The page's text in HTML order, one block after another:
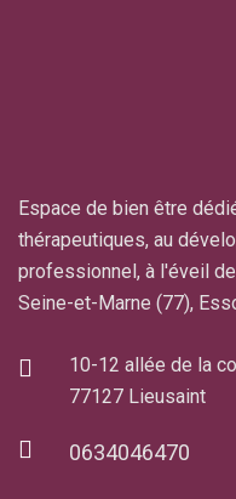
Espace de bien être
thérapeutiques, au
professionnel, à l'éveil
Seine-et-Marne (77),
10-12 allée de la
77127 Lieusaint
0634046470